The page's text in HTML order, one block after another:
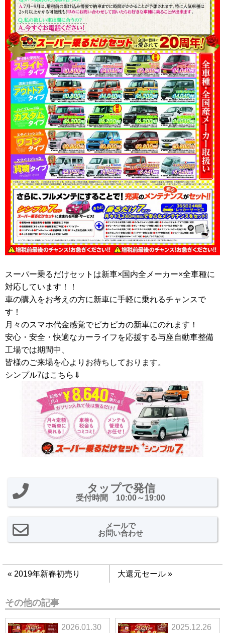
スーパー乗るだけセットは新車×国内全メーカー×全車種に
対応しています！！
車の購入をお考えの方に新車に手軽に乗れるチャンスで
す！
月々のスマホ代金感覚でピカピカの新車にのれます！
安心・安全・快適なカーライフを応援する与座自動車整備
工場では期間中、
皆様のご来場を心よりお待ちしております。
シンプル7はこちら⇓
タップで発信
受付時間 10:00～19:00
メールで
お問い合わせ
« 2019年新春初売り 大還元セール »
その他の記事
2026.01.30
2025.12.26